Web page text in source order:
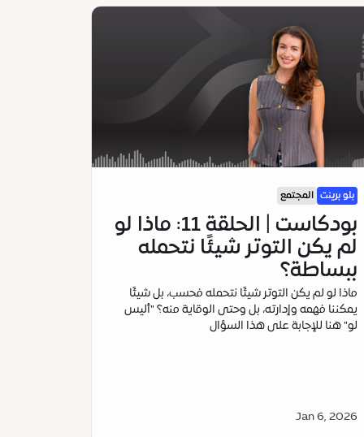
بلو برينت المجتمع
بودكاست | الحلقة 11: ماذا لو
لم يكن التوتر شيئًا نتحمله
ببساطة؟
ماذا لو لم يكن التوتر شيئًا نتحمله فحسب، بل شيئًا
يمكننا فهمه وإدارته، بل وحتى الوقاية منه؟ "أليس
لو" هنا للإجابة على هذا السؤال
Jan 6, 2026